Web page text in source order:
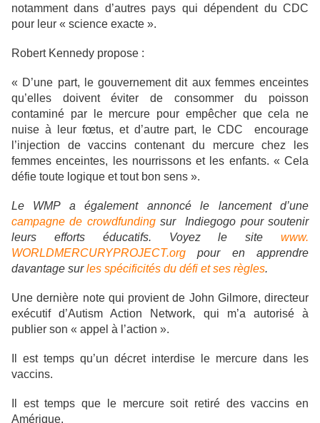
notamment dans d’autres pays qui dépendent du CDC
pour leur « science exacte ».
Robert Kennedy propose :
« D’une part, le gouvernement dit aux femmes enceintes
qu’elles doivent éviter de consommer du poisson
contaminé par le mercure pour empêcher que cela ne
nuise à leur fœtus, et d’autre part, le CDC encourage
l’injection de vaccins contenant du mercure chez les
femmes enceintes, les nourrissons et les enfants. « Cela
défie toute logique et tout bon sens ».
Le WMP a également annoncé le lancement d’une
campagne de crowdfundingsur Indiegogo pour soutenir
leurs efforts éducatifs. Voyez le site www.
WORLDMERCURYPROJECT.org pour en apprendre
davantage surles spécificités du défi et ses règles.
Une dernière note qui provient de John Gilmore, directeur
exécutif d’Autism Action Network, qui m’a autorisé à
publier son « appel à l’action ».
Il est temps qu’un décret interdise le mercure dans les
vaccins.
Il est temps que le mercure soit retiré des vaccins en
Amérique.